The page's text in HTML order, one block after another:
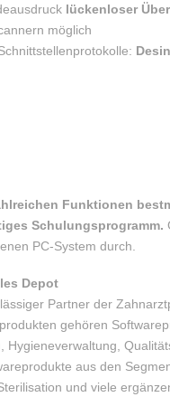
lückenloser
möglich
Funktionen
Schulungsprogramm.
PC-System durch.
Depot
Partner der
gehören
Hygieneverwaltung,
aus den
und viele